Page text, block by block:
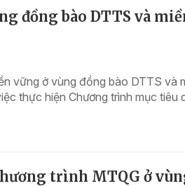
đồng bào DTTS và
vững ở vùng đồng bào DTTS và
thực hiện Chương trình mục tiêu
trình MTQG ở